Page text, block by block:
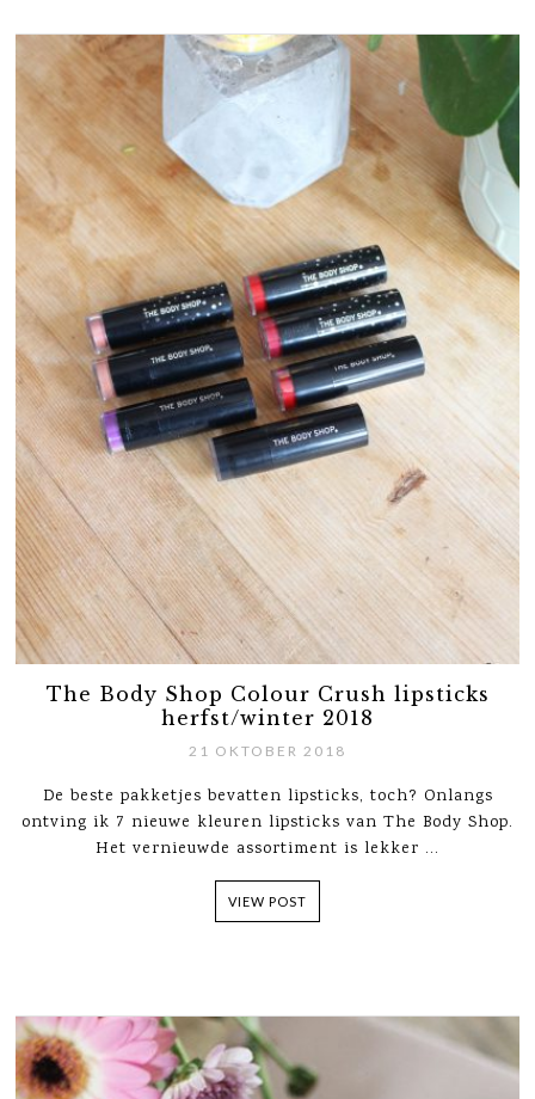
The Body Shop Colour Crush lipsticks
herfst/winter 2018
21 OKTOBER 2018
De beste pakketjes bevatten lipsticks, toch? Onlangs
ontving ik 7 nieuwe kleuren lipsticks van The Body Shop.
Het vernieuwde assortiment is lekker ...
VIEW POST